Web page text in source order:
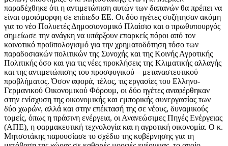
παραδέχθηκε ότι η αντιμετώπιση αυτών των δαπανών θα πρέπει να
είναι ομοιόμορφη σε επίπεδο ΕΕ. Οι δύο ηγέτες συζήτησαν ακόμη
για το νέο Πολυετές Δημοσιονομικό Πλαίσιο και ο πρωθυπουργός
σημείωσε την ανάγκη να υπάρξουν επαρκείς πόροι από τον
κοινοτικό προϋπολογισμό για την χρηματοδότηση τόσο των
παραδοσιακών πολιτικών της Συνοχής και της Κοινής Αγροτικής
Πολιτικής όσο και για τις νέες προκλήσεις της Κλιματικής αλλαγής
και της αντιμετώπισης του προσφυγικού – μεταναστευτικού
προβλήματος. Όσον αφορά, τέλος, τις εργασίες του Ελληνο-
Γερμανικού Οικονομικού Φόρουμ, οι δύο ηγέτες αναφέρθηκαν
στην ενίσχυση της οικονομικής και εμπορικής συνεργασίας των
δύο χωρών, αλλά και στην επέκτασή της σε νέους, δυναμικούς
τομείς, όπως η πράσινη ενέργεια, οι Ανανεώσιμες Πηγές Ενέργειας
(ΑΠΕ), η φαρμακευτική τεχνολογία και η αγροτική οικονομία. Ο κ.
Μητσοτάκης παρουσίασε το σχέδιο της κυβέρνησης για τη